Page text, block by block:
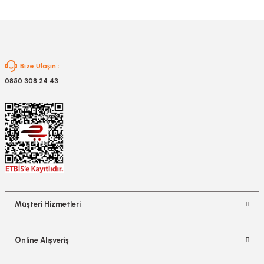
Bize Ulaşın :
0850 308 24 43
Müşteri Hizmetleri
Online Alışveriş